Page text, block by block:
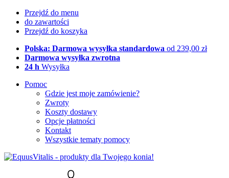
Przejdź do menu
do zawartości
Przejdź do koszyka
Polska: Darmowa wysyłka standardowa od 239,00 zł
Darmowa wysyłka zwrotna
24 h Wysyłka
Pomoc
Gdzie jest moje zamówienie?
Zwroty
Koszty dostawy
Opcje płatności
Kontakt
Wszystkie tematy pomocy